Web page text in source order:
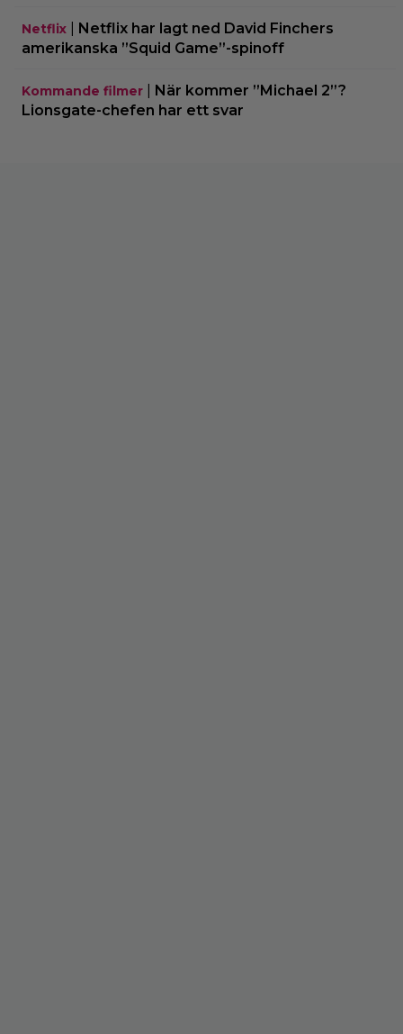
Netflix
Netflix har lagt ned David Finchers
amerikanska ”Squid Game”-spinoff
Kommande filmer
När kommer ”Michael 2”?
Lionsgate-chefen har ett svar